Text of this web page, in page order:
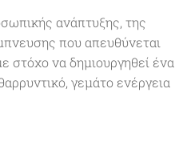
ανάπτυξης, της
που απευθύνεται
στόχο να δημιουργηθεί ένα
γεμάτο ενέργεια